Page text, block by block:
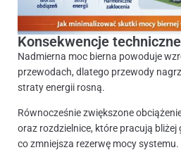
Konsekwencje
Nadmierna moc bierna powoduje
przewodach, dlatego przewody
straty energii rosną.
Równocześnie zwiększone
oraz rozdzielnice, które pracują
co zmniejsza rezerwę mocy systemu.